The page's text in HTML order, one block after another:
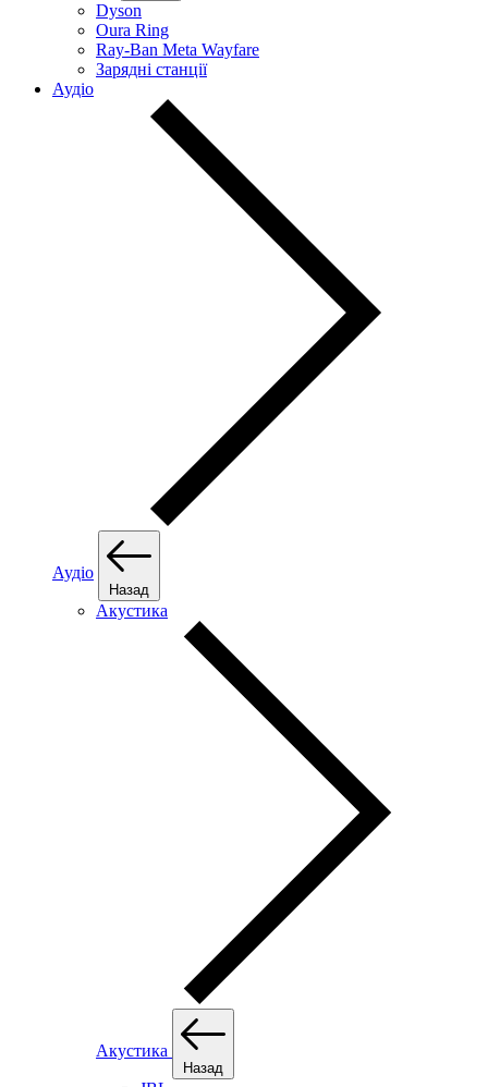
Dyson
Oura Ring
Ray-Ban Meta Wayfare
Зарядні станції
Аудіо
Аудіо
Назад
Акустика
Акустика
Назад